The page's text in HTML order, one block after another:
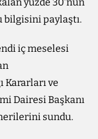
paylaştı.
iç meselesi
Kararları ve
Dairesi Başkanı
sundu.